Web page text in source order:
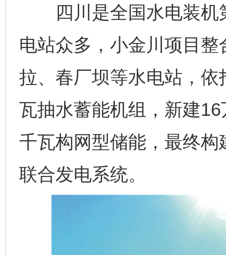
四川是全国水电装机
电站众多，小金川项目
拉、春厂坝等水电站，
瓦抽水蓄能机组，新建
千瓦构网型储能，最终
联合发电系统。